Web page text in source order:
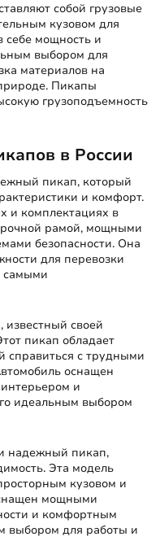
собой грузовые
кузовом для
себе мощность и
выбором для
материалов на
Пикапы
грузоподъемность
в России
пикап, который
и комфорт.
и комплектациях в
рамой, мощными
безопасности. Она
для перевозки
самыми
своей
пикап обладает
справиться с трудными
оснащен
и
идеальным выбором
надежный пикап,
Эта модель
кузовом и
мощными
и комфортным
выбором для работы и